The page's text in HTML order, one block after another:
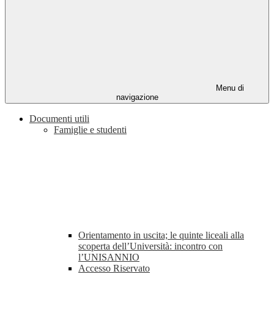
Menu di
navigazione
Documenti utili
Famiglie e studenti
Orientamento in uscita; le quinte liceali alla
scoperta dell’Università: incontro con
l’UNISANNIO
Accesso Riservato